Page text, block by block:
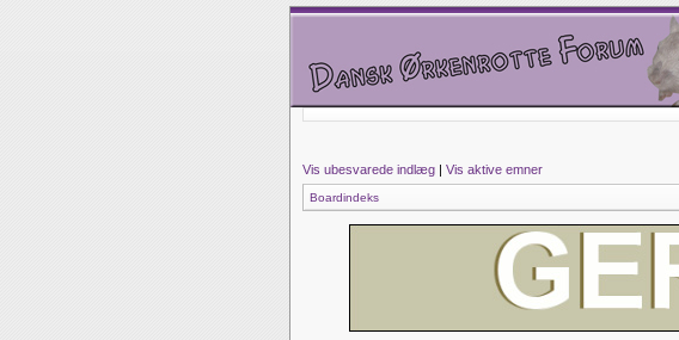
Vis ubesvarede indlæg | Vis aktive emner
Boardindeks